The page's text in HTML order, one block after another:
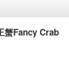
蟹Fancy Crab